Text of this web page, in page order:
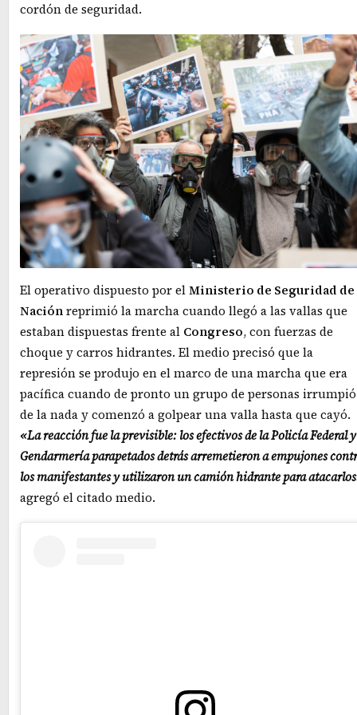
cordón de seguridad.
El operativo dispuesto por elMinisterio de Seguridad de
Naciónreprimió la marcha cuando llegó a las vallas que
estaban dispuestas frente al Congreso, con fuerzas de
choque y carros hidrantes. El medio precisó que la
represión se produjo en el marco de una marcha que era
pacífica cuando de pronto un grupo de personas irrumpió
de la nada y comenzó a golpear una valla hasta que cayó.
«La reacción fue la previsible: los efectivos de la Policía Federal y
Gendarmería parapetados detrás arremetieron a empujones
los manifestantes y utilizaron un camión hidrante para
agregó el citado medio.